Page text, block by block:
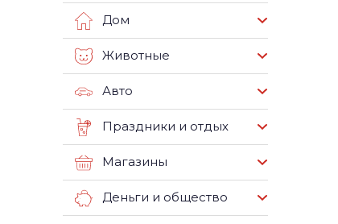
Дом
Животные
Авто
Праздники и отдых
Магазины
Деньги и общество